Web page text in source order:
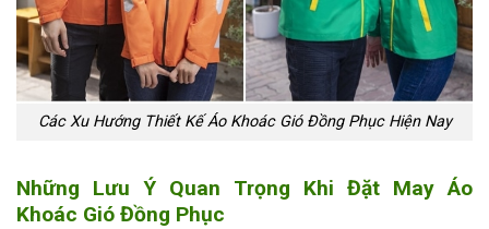
Các Xu Hướng Thiết Kế Áo Khoác Gió Đồng Phục Hiện Nay
Những Lưu Ý Quan Trọng Khi Đặt May Áo
Khoác Gió Đồng Phục